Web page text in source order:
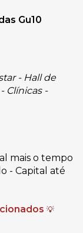
Gu10
- Hall de
Clínicas -
mais o tempo
- Capital até
💡